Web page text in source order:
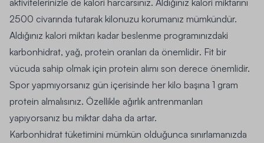
2500 civarında tutarak kilonuzu korumanız mümkündür.
Aldığınız kalori miktarı kadar beslenme programınızdaki
karbonhidrat, yağ, protein oranları da önemlidir. Fit bir
vücuda sahip olmak için protein alımı son derece önemlidir.
Spor yapmıyorsanız gün içerisinde her kilo başına 1 gram
protein almalısınız. Özellikle ağırlık antrenmanları
yapıyorsanız bu miktar daha da artar.
Karbonhidrat tüketimini mümkün olduğunca sınırlamanızda